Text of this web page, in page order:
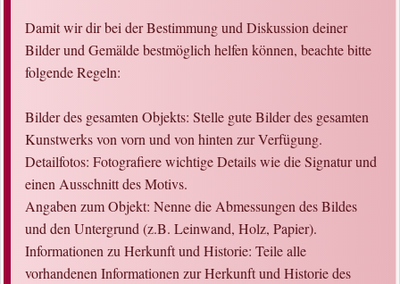
Damit wir dir bei der Bestimmung und Diskussion deiner
Bilder und Gemälde bestmöglich helfen können, beachte bitte
folgende Regeln:
Bilder des gesamten Objekts: Stelle gute Bilder des gesamten
Kunstwerks von vorn und von hinten zur Verfügung.
Detailfotos: Fotografiere wichtige Details wie die Signatur und
einen Ausschnitt des Motivs.
Angaben zum Objekt: Nenne die Abmessungen des Bildes
und den Untergrund (z.B. Leinwand, Holz, Papier).
Informationen zu Herkunft und Historie: Teile alle
vorhandenen Informationen zur Herkunft und Historie des